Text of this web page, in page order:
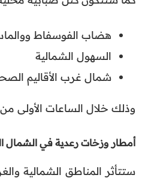
هضاب الفوسفاط
السهول الشمالية
شمال غرب الأقاليم
وذلك خلال الساعات الأولى
أمطار وزخات رعدية في الشمال
ستتأثر المناطق الشمالية